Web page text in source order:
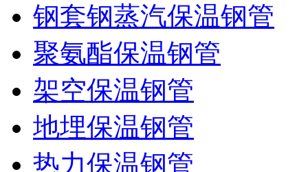
钢套钢蒸汽保温钢管
聚氨酯保温钢管
架空保温钢管
地埋保温钢管
热力保温钢管